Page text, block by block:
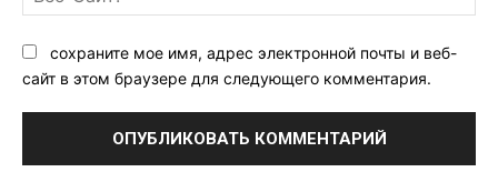
сохраните мое имя, адрес электронной почты и веб-
сайт в этом браузере для следующего комментария.